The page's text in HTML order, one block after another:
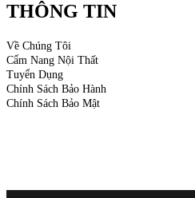
THÔNG TIN
Về Chúng Tôi
Cẩm Nang Nội Thất
Tuyển Dụng
Chính Sách Bảo Hành
Chính Sách Bảo Mật